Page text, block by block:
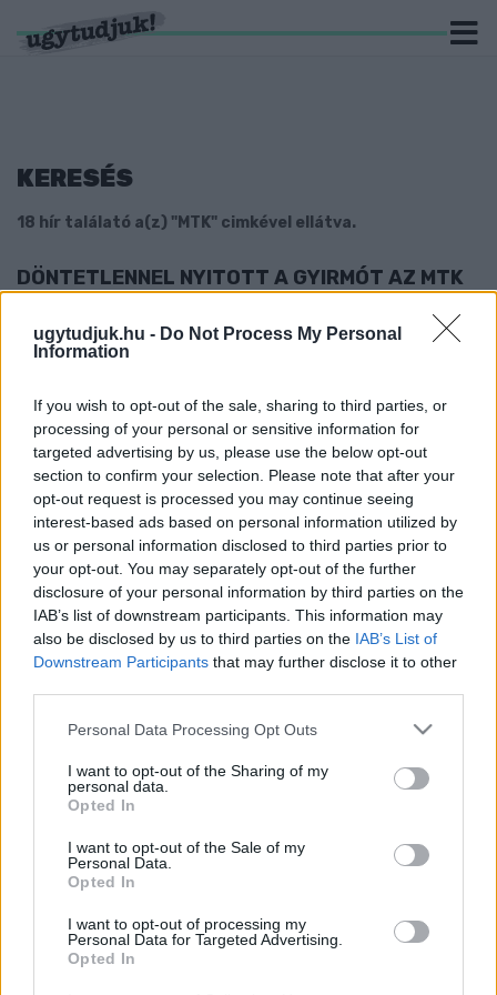
ugytudjuk.hu - Do Not Process My Personal
Information
If you wish to opt-out of the sale, sharing to third parties, or
processing of your personal or sensitive information for
targeted advertising by us, please use the below opt-out
section to confirm your selection. Please note that after your
opt-out request is processed you may continue seeing
interest-based ads based on personal information utilized by
us or personal information disclosed to third parties prior to
your opt-out. You may separately opt-out of the further
disclosure of your personal information by third parties on the
IAB’s list of downstream participants. This information may
also be disclosed by us to third parties on the IAB’s List of
Downstream Participants that may further disclose it to other
Please note that this website/app uses one or more Google
not limited to your visit or usage behaviour. You may click to
grant or deny consent to Google and its third-party tags to
use your data for below specified purposes in below Google
consent section.
Personal Data Processing Opt Outs
I want to opt-out of the Sharing of my
personal data.
Opted In
I want to opt-out of the Sale of my
Personal Data.
Opted In
I want to opt-out of processing my
Personal Data for Targeted Advertising.
Opted In
KERESÉS
18 hír találató a(z) "MTK" cimkével ellátva.
DÖNTETLENNEL NYITOTT A GYIRMÓT AZ MTK
ELLEN AZ NB I-BEN
2021. július. 30. 23:14
Rakoncátlankodó reflektorok színesítették a mérkőzést.
SZÍNEKBEN LESZ KIVILÁGÍTVA A NÉMET–
MAGYAR MÉRKŐZÉS IDEJÉRE
2021. június. 23. 11:41
Orbán Viktor is inkább innen nézné a meccset.
LEGYŐZTE AZ MTK-T A MÁSODIK FÉLIDŐBEN
REMEKLŐ GYŐR
2021. május. 22. 17:32
A címvédő Győri Audi ETO KC házigazdaként 33-21-re legyőzte
az MTK-t a női kézilabda NB I szombati játéknapján.
LETARTÓZTATTÁK KATZENBACH IMRE
FELTÉTELEZETT GYILKOSAIT
Az MTK volt labdarúgóját egy évtizede ölték meg.
EGYKORI FOCISTÁJÁT
2021. május. 12. 17:23
HAJSZÁLON MÚLT A SZKKA SIKERE AZ MTK
OTTHONÁBAN
2020. szeptember. 26. 21:01
A második félidő derekán még egál volt a részeredmény.
NEM VOLT SZERENCSÉJE A SZOMBATHELYI